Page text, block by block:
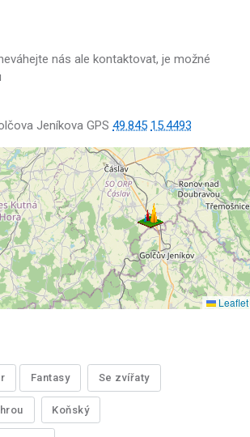
nás ale kontaktovat, je možné
Jeníkova GPS 49.845 15.4493
Leaflet
Fantasy Se zvířaty
Koňský